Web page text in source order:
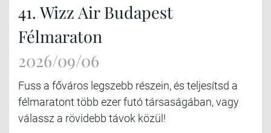
41. Wizz Air Budapest
Félmaraton
2026/09/06
Fuss a főváros legszebb részein, és teljesítsd a
félmaratont több ezer futó társaságában, vagy
válassz a rövidebb távok közül!